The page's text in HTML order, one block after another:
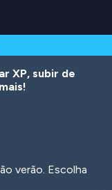
XP, subir de
verão. Escolha